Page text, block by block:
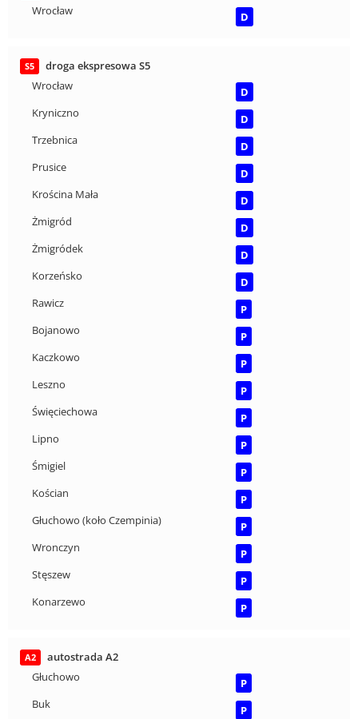
Wrocław
D
S5
droga ekspresowa S5
Wrocław
D
Kryniczno
D
Trzebnica
D
Prusice
D
Krościna Mała
D
Żmigród
D
Żmigródek
D
Korzeńsko
D
Rawicz
P
Bojanowo
P
Kaczkowo
P
Leszno
P
Święciechowa
P
Lipno
P
Śmigiel
P
Kościan
P
Głuchowo (koło Czempinia)
P
Wronczyn
P
Stęszew
P
Konarzewo
P
A2
autostrada A2
Głuchowo
P
Buk
P